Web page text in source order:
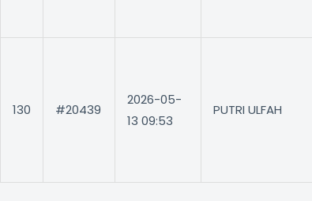
130 #20439
2026-05-
13 09:53
PUTRI ULFAH